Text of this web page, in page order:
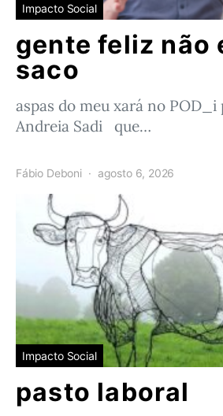
Impacto Social
gente feliz não
saco
aspas do meu xará no POD_i
Andreia Sadi que…
Fábio Deboni agosto 6, 2026
Impacto Social
pasto laboral